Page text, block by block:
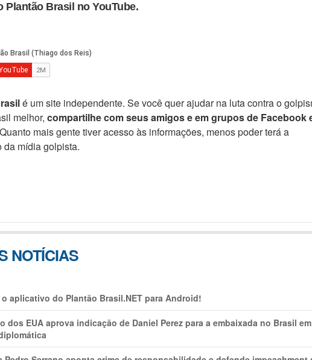
Plantão Brasil no YouTube.
é um site independente. Se você quer ajudar na luta contra o
melhor, compartilhe com seus amigos e em grupos de Facebook
mais gente tiver acesso às informações, menos poder terá a
da mídia golpista.
NOTÍCIAS
o aplicativo do Plantão Brasil.NET para Android!
dos EUA aprova indicação de Daniel Perez para a embaixada no Brasil em